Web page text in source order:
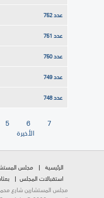
عدد 752
عدد 751
عدد 750
عدد 749
عدد 748
الصفحات 5 6 7
الأخيرة
الرئيسية مجلس
استقبالات المجلس
مجلس المستشارين شارع